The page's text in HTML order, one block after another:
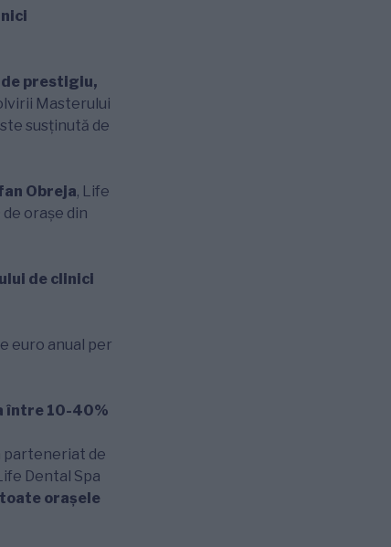
de prestigiu,
Masterului
susținută de
Obreja, Life
orașe din
de clinici
euro anual per
între 10-40%
parteneriat de
Dental Spa
orașele